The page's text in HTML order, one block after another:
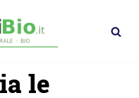
le